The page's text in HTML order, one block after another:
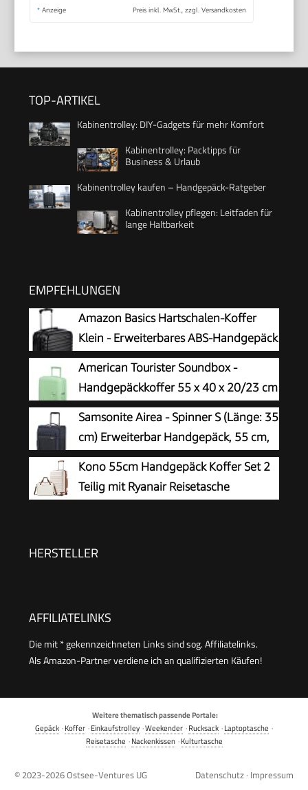
* Anzeige Preis inkl. MwSt., zzgl. Versandkosten
TOP-ARTIKEL
Kabinentrolley: DIY-Gadgets für mehr Komfort
Kabinentrolley: Packtipps für
Business & Urlaub
Kabinentrolley kaufen – Handgepäck-Ratgeber
Kabinentrolley pflegen: Leitfaden für
lange Haltbarkeit
EMPFEHLUNGEN
Amazon Basics Hartschalen-Koffer
Klein - Erweiterbares ABS-Handgepäck
mit 4 Doppel-Spinnerrädern - Kratzfest
Schwarz
American Tourister Soundbox -
Handgepäckkoffer 55 x 40 x 20/23 cm
- Hartschalen-Kabinentrolley für
EasyJet & die meisten
Fluggesellschaften, erweiterbar, 35.5/41L, Grün
(Pastel Green)
Samsonite Airea - Spinner S (Länge: 35
cm) Erweiterbar Handgepäck, 55 cm,
38/43.5 L, Blau (Dark Blue)
Kono 55cm Handgepäck Koffer Set 2
Teilig mit Ryanair Reisetasche
HERSTELLER
AFFILIATELINKS
Die mit * gekennzeichneten Links sind sog. Affiliatelinks.
Als Amazon-Partner verdiene ich an qualifizierten Käufen!
Weitere thematisch passende Portale:
Gepäck ·Koffer ·Einkaufstrolley ·Weekender ·Rucksack ·Laptoptasche ·
Reisetasche ·Nackenkissen·Kulturtasche
© 2023-2026Ostsee-Ventures UG Datenschutz · Impressum